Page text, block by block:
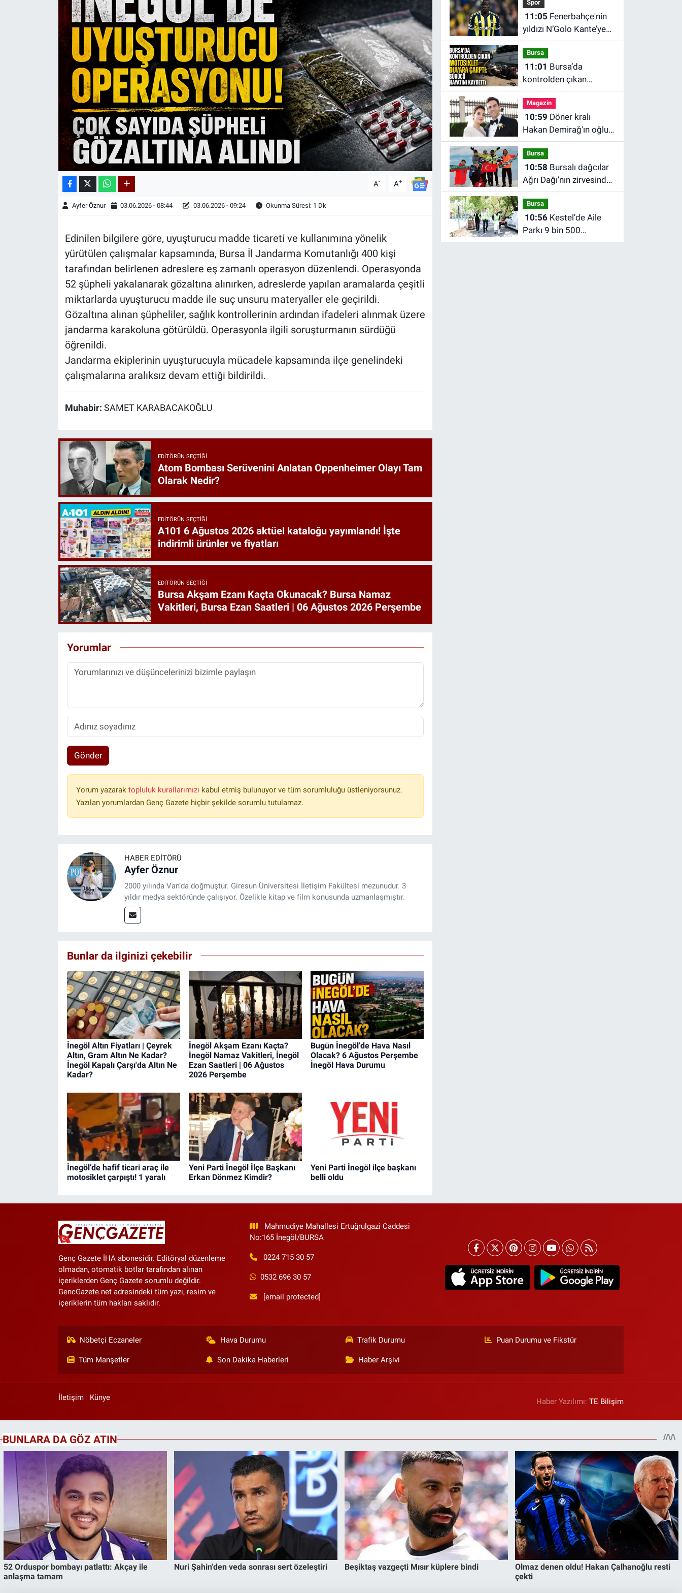
A- A+
Ayfer Öznur 03.06.2026 - 08:44 03.06.2026 - 09:24 Okunma Süresi: 1 Dk
Edinilen bilgilere göre, uyuşturucu madde ticareti ve kullanımına yönelik
yürütülen çalışmalar kapsamında, Bursa İl Jandarma Komutanlığı 400 kişi
tarafından belirlenen adreslere eş zamanlı operasyon düzenlendi. Operasyonda
52 şüpheli yakalanarak gözaltına alınırken, adreslerde yapılan aramalarda çeşitli
miktarlarda uyuşturucu madde ile suç unsuru materyaller ele geçirildi.
Gözaltına alınan şüpheliler, sağlık kontrollerinin ardından ifadeleri alınmak üzere
jandarma karakoluna götürüldü. Operasyonla ilgili soruşturmanın sürdüğü
öğrenildi.
Jandarma ekiplerinin uyuşturucuyla mücadele kapsamında ilçe genelindeki
çalışmalarına aralıksız devam ettiği bildirildi.
Muhabir: SAMET KARABACAKOĞLU
EDITÖRÜN SEÇTIĞI
Atom Bombası Serüvenini Anlatan Oppenheimer Olayı Tam
Olarak Nedir?
EDITÖRÜN SEÇTIĞI
A101 6 Ağustos 2026 aktüel kataloğu yayımlandı! İşte
indirimli ürünler ve fiyatları
EDITÖRÜN SEÇTIĞI
Bursa Akşam Ezanı Kaçta Okunacak? Bursa Namaz
Vakitleri, Bursa Ezan Saatleri | 06 Ağustos 2026 Perşembe
Yorumlar
Gönder
Yorum yazarak topluluk kurallarımızı kabul etmiş bulunuyor ve tüm sorumluluğu üstleniyorsunuz.
Yazılan yorumlardan Genç Gazete hiçbir şekilde sorumlu tutulamaz.
HABER EDITÖRÜ
Ayfer Öznur
2000 yılında Van’da doğmuştur. Giresun Üniversitesi İletişim Fakültesi mezunudur. 3
yıldır medya sektöründe çalışıyor. Özelikle kitap ve film konusunda uzmanlaşmıştır.
Bunlar da ilginizi çekebilir
İnegöl Altın Fiyatları | Çeyrek
Altın, Gram Altın Ne Kadar?
İnegöl Kapalı Çarşı'da Altın Ne
Kadar?
İnegöl Akşam Ezanı Kaçta?
İnegöl Namaz Vakitleri, İnegöl
Ezan Saatleri | 06 Ağustos
2026 Perşembe
Bugün İnegöl’de Hava Nasıl
Olacak? 6 Ağustos Perşembe
İnegöl Hava Durumu
İnegöl’de hafif ticari araç ile
motosiklet çarpıştı! 1 yaralı
Yeni Parti İnegöl İlçe Başkanı
Erkan Dönmez Kimdir?
Yeni Parti İnegöl ilçe başkanı
belli oldu
Spor
11:05
yıldızı N’Golo Kante’ye
Marsilya talip oldu
Bursa
11:01
kontrolden çıkan
motosiklet duvara
çarptı: Sürücü hayatını
kaybetti
Magazin
10:59
Hakan Demirağ'ın oğlu
evlendi
Bursa
10:58
Ağrı Dağı’nın zirvesinde
Bursaspor atkısı açtı
Bursa
10:56Kestel’de Aile
Parkı 9 bin 500
metrekarelik alanda
Genç Gazete İHA abonesidir. Editöryal düzenleme
olmadan, otomatik botlar tarafından alınan
içeriklerden Genç Gazete sorumlu değildir.
GencGazete.net adresindeki tüm yazı, resim ve
içeriklerin tüm hakları saklıdır.
Mahmudiye Mahallesi Ertuğrulgazi Caddesi
No:165 İnegöl/BURSA
0224 715 30 57
0532 696 30 57
[email protected]
Nöbetçi Eczaneler Hava Durumu Trafik Durumu Puan Durumu ve Fikstür
Tüm Manşetler Son Dakika Haberleri Haber Arşivi
İletişim Künye Haber Yazılımı:TE Bilişim
Kadın & Aile
Kültür & Sanat
Astroloji-Rüya